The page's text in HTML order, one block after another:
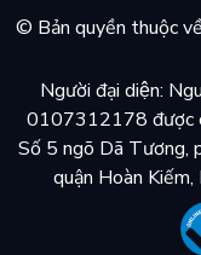
© Bản quyền thuộc về
Người đại diện:
0107312178 được
Số 5 ngõ Dã Tương,
quận Hoàn